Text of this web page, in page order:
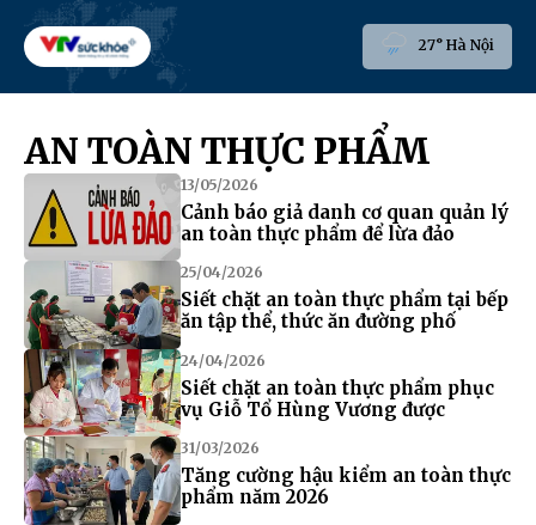
27° Hà Nội
AN TOÀN THỰC PHẨM
13/05/2026
Cảnh báo giả danh cơ quan quản lý
an toàn thực phẩm để lừa đảo
25/04/2026
Siết chặt an toàn thực phẩm tại bếp
ăn tập thể, thức ăn đường phố
24/04/2026
Siết chặt an toàn thực phẩm phục
vụ Giỗ Tổ Hùng Vương được
31/03/2026
Tăng cường hậu kiểm an toàn thực
phẩm năm 2026